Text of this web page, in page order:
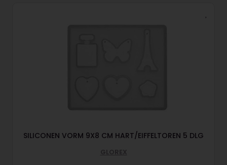
SILICONEN VORM 9X8 CM HART/EIFFELTOREN 5 DLG
GLOREX